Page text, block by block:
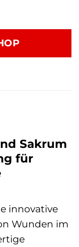
Sakrum
für
innovative
Wunden im